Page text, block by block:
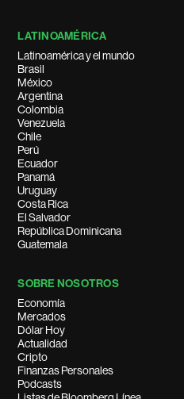
LATINOAMÉRICA
Latinoamérica y el mundo
Brasil
México
Argentina
Colombia
Venezuela
Chile
Perú
Ecuador
Panamá
Uruguay
Costa Rica
El Salvador
República Dominicana
Guatemala
SOBRE NOSOTROS
Economía
Mercados
Dólar Hoy
Actualidad
Cripto
Finanzas Personales
Podcasts